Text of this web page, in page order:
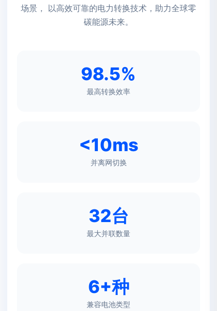
场景， 以高效可靠的电力转换技术，助力全球零
碳能源未来。
98.5%
最高转换效率
<10ms
并离网切换
32台
最大并联数量
6+种
兼容电池类型